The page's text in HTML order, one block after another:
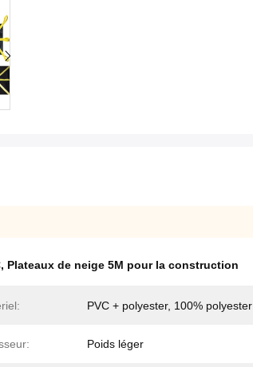
, Plateaux de neige 5M pour la construction
PVC + polyester, 100% polyester
Poids léger